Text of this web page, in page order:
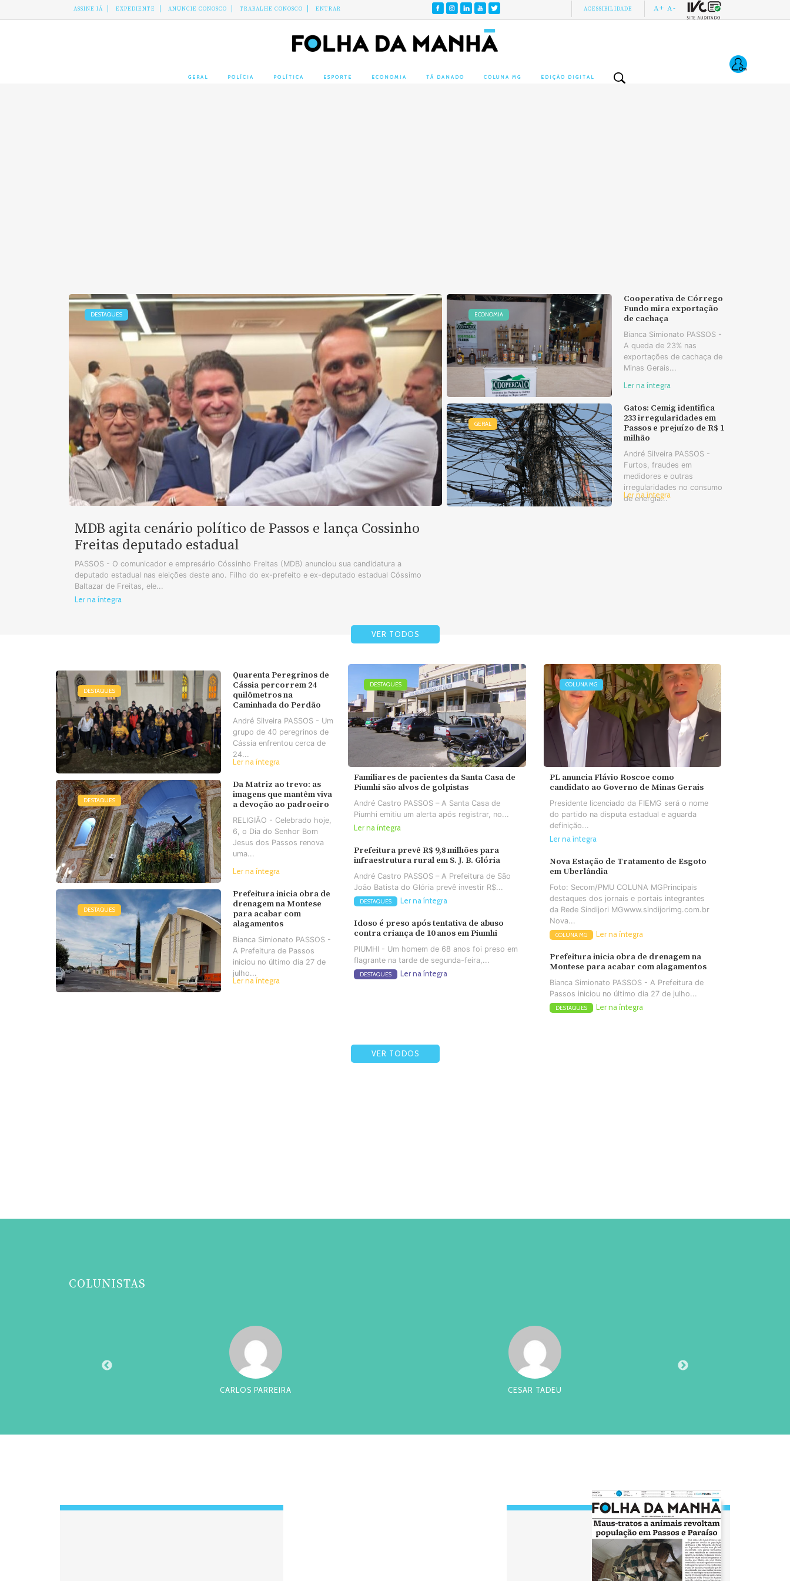
ASSINE JÁ EXPEDIENTE ANUNCIE CONOSCO TRABALHE CONOSCO ENTRAR ACESSIBILIDADE A+ A-
GERAL POLÍCIA POLÍTICA ESPORTE ECONOMIA TÁ DANADO COLUNA MG EDIÇÃO DIGITAL
DESTAQUES
MDB agita cenário político de Passos e lança Cossinho
Freitas deputado estadual
PASSOS - O comunicador e empresário Cóssinho Freitas (MDB) anunciou sua candidatura a
deputado estadual nas eleições deste ano. Filho do ex-prefeito e ex-deputado estadual Cóssimo
Baltazar de Freitas, ele...
Ler na íntegra
ECONOMIA
Cooperativa de Córrego
Fundo mira exportação
de cachaça
Bianca Simionato PASSOS -
A queda de 23% nas
exportações de cachaça de
Minas Gerais...
Ler na íntegra
GERAL
Gatos: Cemig identifica
233 irregularidades em
Passos e prejuízo de R$ 1
milhão
André Silveira PASSOS -
Furtos, fraudes em
medidores e outras
irregularidades no consumo
de energia...
Ler na íntegra
VER TODOS
DESTAQUES
Quarenta Peregrinos de
Cássia percorrem 24
quilômetros na
Caminhada do Perdão
André Silveira PASSOS - Um
grupo de 40 peregrinos de
Cássia enfrentou cerca de
24...
Ler na íntegra
DESTAQUES
Da Matriz ao trevo: as
imagens que mantêm viva
a devoção ao padroeiro
RELIGIÃO - Celebrado hoje,
6, o Dia do Senhor Bom
Jesus dos Passos renova
uma...
Ler na íntegra
DESTAQUES
Prefeitura inicia obra de
drenagem na Montese
para acabar com
alagamentos
Bianca Simionato PASSOS -
A Prefeitura de Passos
iniciou no último dia 27 de
julho...
Ler na íntegra
DESTAQUES
Familiares de pacientes da Santa Casa de
Piumhi são alvos de golpistas
André Castro PASSOS – A Santa Casa de
Piumhi emitiu um alerta após registrar, no...
Ler na íntegra
Prefeitura prevê R$ 9,8 milhões para
infraestrutura rural em S. J. B. Glória
André Castro PASSOS – A Prefeitura de São
João Batista do Glória prevê investir R$...
DESTAQUES Ler na íntegra
Idoso é preso após tentativa de abuso
contra criança de 10 anos em Piumhi
PIUMHI - Um homem de 68 anos foi preso em
flagrante na tarde de segunda-feira,...
DESTAQUES Ler na íntegra
COLUNA MG
PL anuncia Flávio Roscoe como
candidato ao Governo de Minas Gerais
Presidente licenciado da FIEMG será o nome
do partido na disputa estadual e aguarda
definição...
Ler na íntegra
Nova Estação de Tratamento de Esgoto
em Uberlândia
Foto: Secom/PMU COLUNA MGPrincipais
destaques dos jornais e portais integrantes
da Rede Sindijori MGwww.sindijorimg.com.br
Nova...
COLUNA MG Ler na íntegra
Prefeitura inicia obra de drenagem na
Montese para acabar com alagamentos
Bianca Simionato PASSOS - A Prefeitura de
Passos iniciou no último dia 27 de julho...
DESTAQUES Ler na íntegra
VER TODOS
COLUNISTAS
CARLOS PARREIRA CESAR TADEU